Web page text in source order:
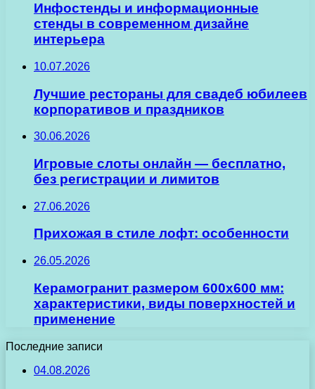
Инфостенды и информационные
стенды в современном дизайне
интерьера
10.07.2026
Лучшие рестораны для свадеб юбилеев
корпоративов и праздников
30.06.2026
Игровые слоты онлайн — бесплатно,
без регистрации и лимитов
27.06.2026
Прихожая в стиле лофт: особенности
26.05.2026
Керамогранит размером 600х600 мм:
характеристики, виды поверхностей и
применение
Последние записи
04.08.2026